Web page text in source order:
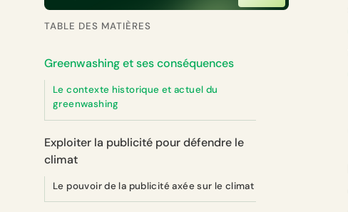
TABLE DES MATIÈRES
Greenwashing et ses conséquences
Le contexte historique et actuel du
greenwashing
Exploiter la publicité pour défendre le
climat
Le pouvoir de la publicité axée sur le climat